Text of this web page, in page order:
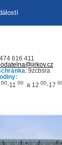
474 616 411
: 9zcbsra
00-11 00 a 12 00-17